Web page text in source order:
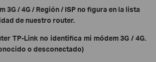
3G / 4G / Región / ISP no figura en la lista
de nuestro router.
TP-Link no identifica mi módem 3G / 4G.
o desconectado)